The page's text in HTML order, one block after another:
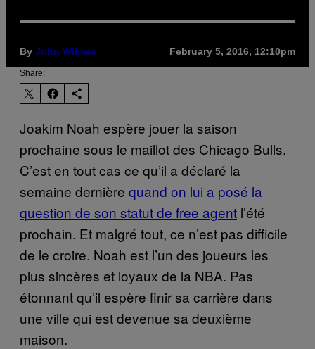
By John Wilmes February 5, 2016, 12:10pm
Share:
Joakim Noah espère jouer la saison
prochaine sous le maillot des Chicago Bulls.
C’est en tout cas ce qu’il a déclaré la
semaine dernière quand on lui a posé la
question de son statut de free agent l’été
prochain. Et malgré tout, ce n’est pas difficile
de le croire. Noah est l’un des joueurs les
plus sincères et loyaux de la NBA. Pas
étonnant qu’il espère finir sa carrière dans
une ville qui est devenue sa deuxième
maison.